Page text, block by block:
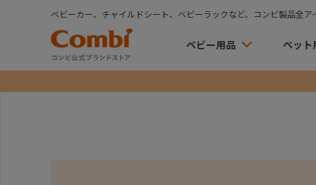
ベビーカー、チャイルドシート、ベビーラックなど、コンビ製品全ア
ベビー用品 ペット